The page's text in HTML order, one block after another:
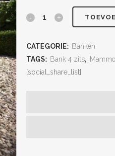
CATEGORIE: Banken
TAGS: Bank 4 zits,
[social_share_list]